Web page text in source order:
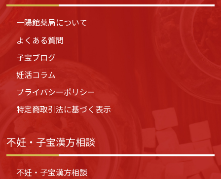
一陽館薬局について
よくある質問
子宝ブログ
妊活コラム
プライバシーポリシー
特定商取引法に基づく表示
不妊・子宝漢方相談
不妊・子宝漢方相談